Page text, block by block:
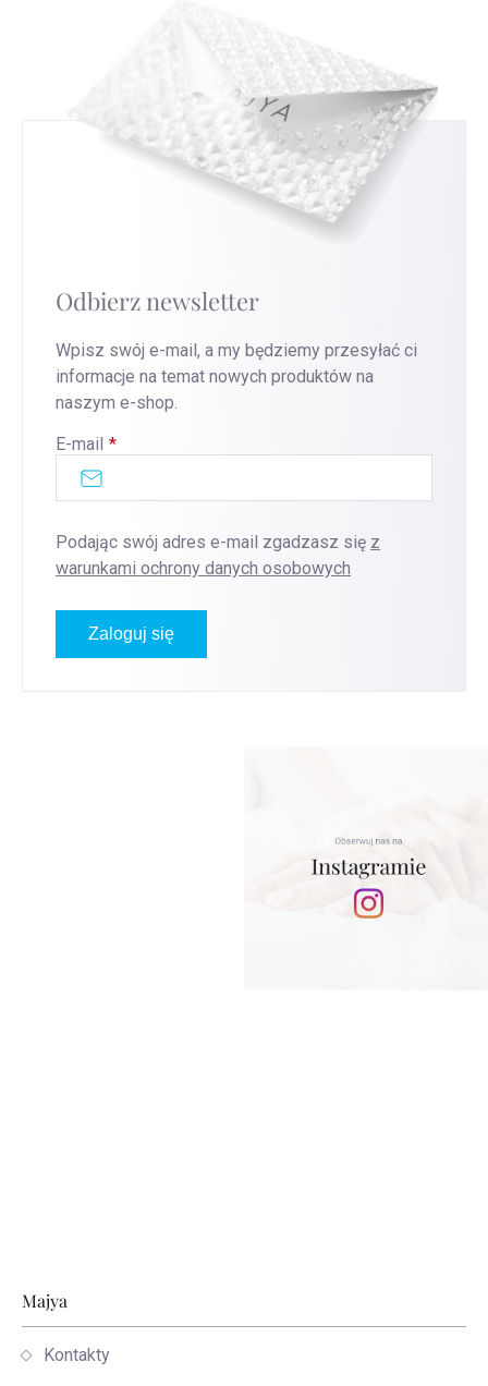
Odbierz newsletter
Wpisz swój e-mail, a my będziemy przesyłać ci
informacje na temat nowych produktów na
naszym e-shop.
E-mail
Podając swój adres e-mail zgadzasz się z
warunkami ochrony danych osobowych
Zaloguj się
Stopka
Majya
Kontakty